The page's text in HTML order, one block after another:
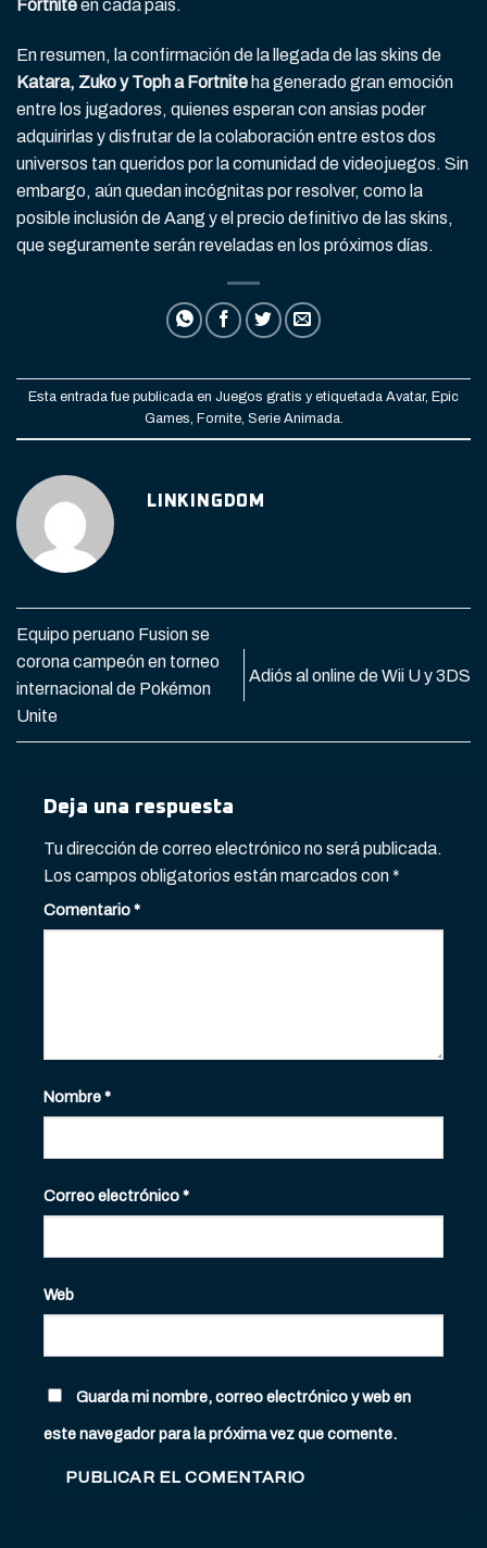
Fortniteen cada país.
En resumen, la confirmación de la llegada de las skins de
Katara, Zuko y Toph a Fortnite ha generado gran emoción
entre los jugadores, quienes esperan con ansias poder
adquirirlas y disfrutar de la colaboración entre estos dos
universos tan queridos por la comunidad de videojuegos. Sin
embargo, aún quedan incógnitas por resolver, como la
posible inclusión de Aang y el precio definitivo de las skins,
que seguramente serán reveladas en los próximos días.
Esta entrada fue publicada en Juegos gratis y etiquetada Avatar, Epic
Games, Fornite, Serie Animada.
LINKINGDOM
Equipo peruano Fusion se
corona campeón en torneo
internacional de Pokémon
Unite
Adiós al online de Wii U y 3DS
Deja una respuesta
Tu dirección de correo electrónico no será publicada.
Los campos obligatorios están marcados con*
Comentario*
Nombre*
Correo electrónico*
Web
Guarda mi nombre, correo electrónico y web en
este navegador para la próxima vez que comente.